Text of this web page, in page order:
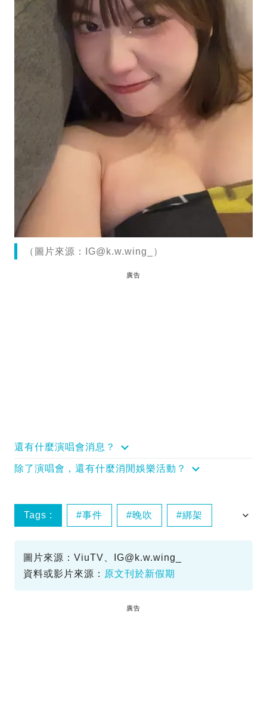
（圖片來源： IG@k.w.wing _）
廣告
還有什麼演唱會消息？
除了演唱會，還有什麼消閒娛樂活動？
Tags : 事件 晚吹 綁架
圖片來源：ViuTV、
IG@k.w.wing
資料或影片來源： 原文刊於新假期
廣告